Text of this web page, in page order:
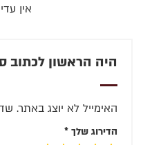
אין
היה הראשון לכתוב
האימייל לא יוצג באתר.
הדירוג שלך *